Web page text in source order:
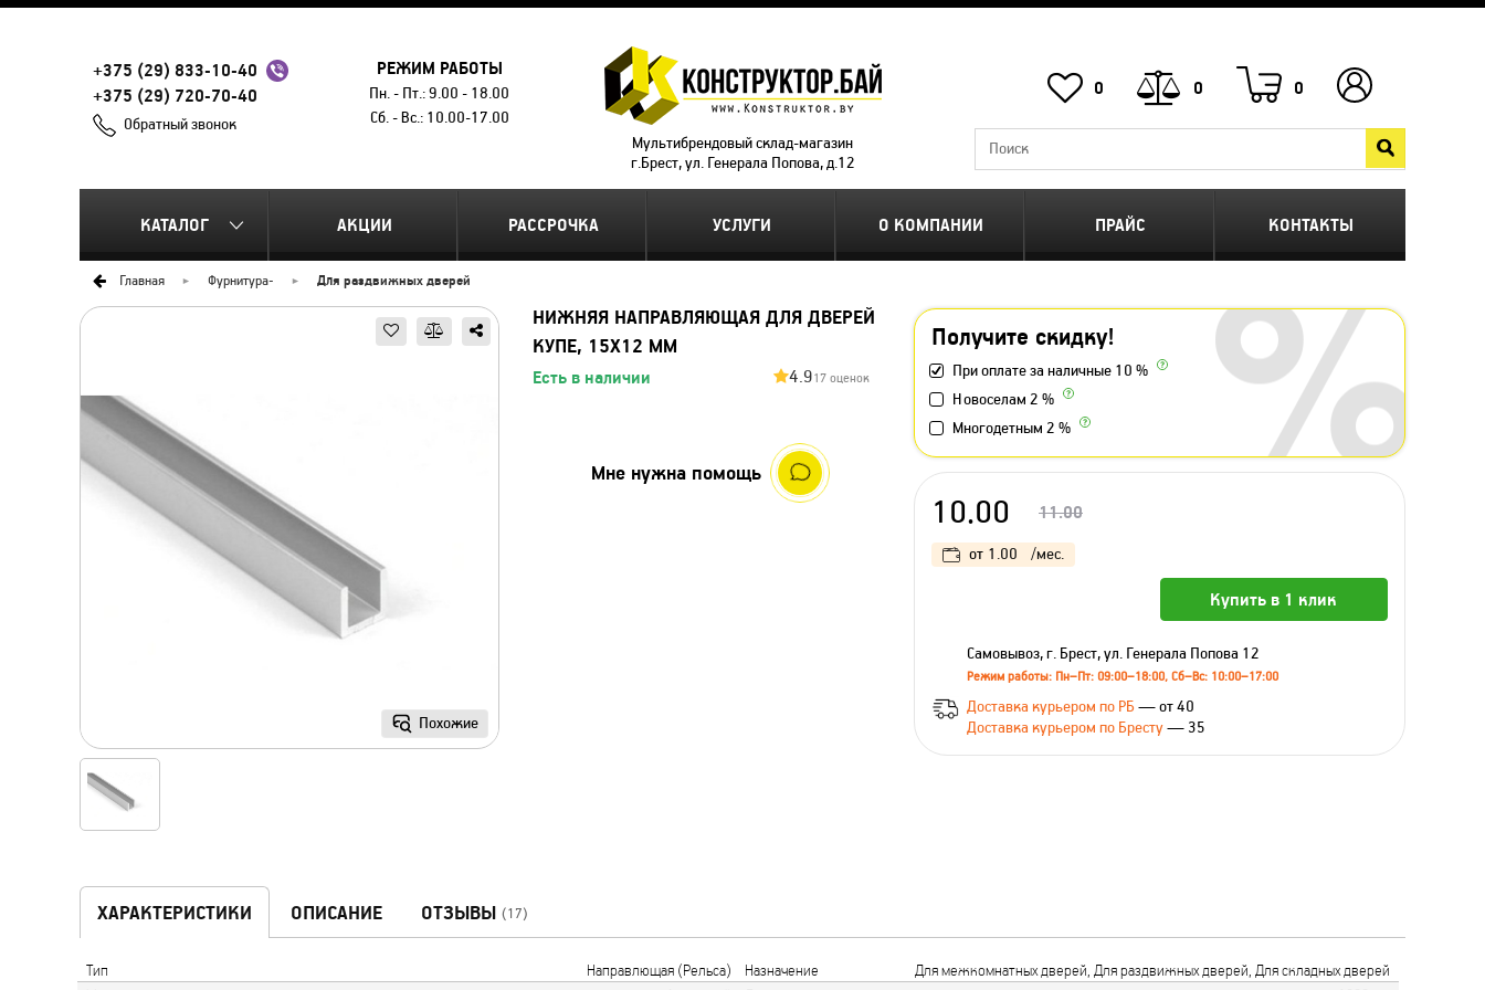
+375 (29) 833-10-40
+375 (29) 720-70-40
Обратный звонок
РЕЖИМ РАБОТЫ
Пн. - Пт.: 9.00 - 18.00
Сб. - Вс.: 10.00-17.00
Мультибрендовый склад-магазин
г.Брест, ул. Генерала Попова, д.12
0 0 0
КАТАЛОГ АКЦИИ РАССРОЧКА УСЛУГИ О КОМПАНИИ ПРАЙС КОНТАКТЫ
Главная Фурнитура- Для раздвижных дверей
Похожие
НИЖНЯЯ НАПРАВЛЯЮЩАЯ ДЛЯ ДВЕРЕЙ
КУПЕ, 15Х12 ММ
Есть в наличии 4.917 оценок
Получите скидку!
При оплате за наличные 10 %
Новоселам 2 %
Многодетным 2 %
Мне нужна помощь
10.00 11.00
от 1.00 /мес.
Купить в 1 клик
Самовывоз, г. Брест, ул. Генерала Попова 12
Режим работы: Пн–Пт: 09:00–18:00, Сб–Вс: 10:00–17:00
Доставка курьером по РБ — от 40
Доставка курьером по Бресту— 35
ХАРАКТЕРИСТИКИ ОПИСАНИЕ ОТЗЫВЫ (17)
Тип Направлющая (Рельса) Назначение
Для межкомнатных дверей, Для раздвижных дверей, Для складных дверей